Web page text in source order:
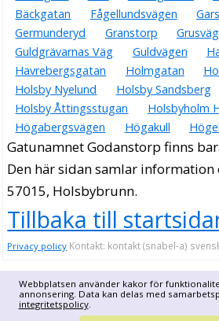
Webbplatsen använder kakor för
annonsering. Data kan delas med
integritetspolicy.
Bäckgatan
Fågellundsvägen
Germunderyd
Granstorp
Guldgrävarnas Väg
Guldvägen
Havrebergsgatan
Holmgatan
Holsby Nyelund
Holsby Sandsberg
Holsby Åttingsstugan
Holsbyholm
Högabergsvägen
Högakull
Gatunamnet Godanstorp finns
Den här sidan samlar information
57015, Holsbybrunn.
Tillbaka till
Privacy policy Kontakt: kontakt (snabel-a)